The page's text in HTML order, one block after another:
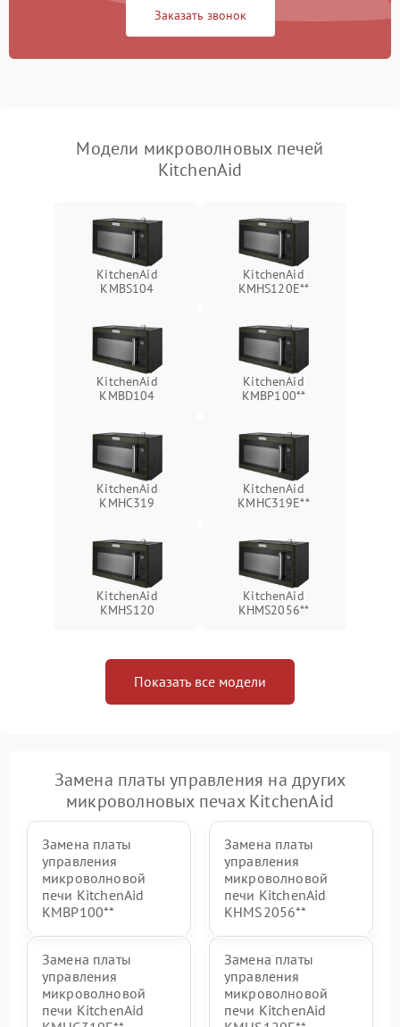
Не работают сенсорные
Сломался трансформатор Подробнее →
Заказать звонок
Модели микроволновых печей
KitchenAid
KitchenAid
KMBS104
KitchenAid
KMHS120E**
KitchenAid
KMBD104
KitchenAid
KMBP100**
KitchenAid
KMHC319
KitchenAid
KMHC319E**
KitchenAid
KMHS120
KitchenAid
KHMS2056**
Показать все модели
Замена платы управления на других
микроволновых печах KitchenAid
Замена платы
управления
микроволновой
печи KitchenAid
KMBP100**
Замена платы
управления
микроволновой
печи KitchenAid
KHMS2056**
Замена платы
управления
микроволновой
печи KitchenAid
Замена платы
управления
микроволновой
печи KitchenAid